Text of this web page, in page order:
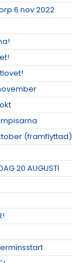
6 nov 2022
(framflyttad)
20 AUGUSTI